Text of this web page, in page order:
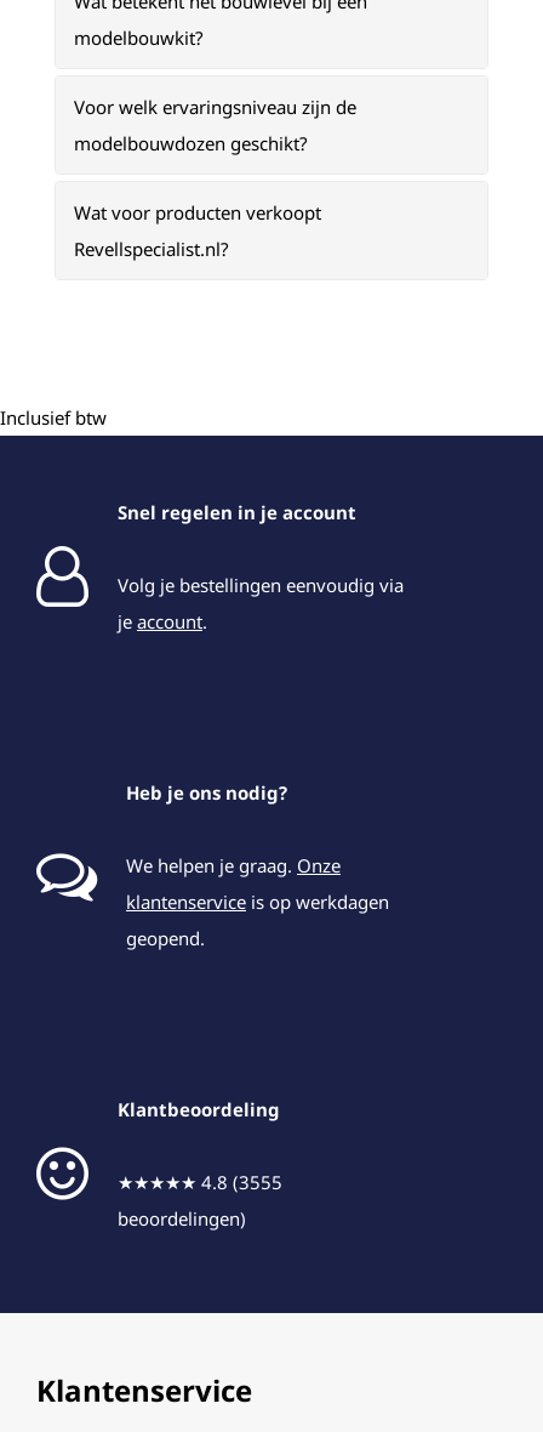
modelbouwkit?
Voor welk ervaringsniveau zijn de
modelbouwdozen geschikt?
Wat voor producten verkoopt
Revellspecialist.nl?
Inclusief btw
Snel regelen in je account
Volg je bestellingen eenvoudig via
je account.
Heb je ons nodig?
We helpen je graag. Onze
klantenservice is op werkdagen
geopend.
Klantbeoordeling
★★★★★ 4.8 (3555
beoordelingen)
Klantenservice